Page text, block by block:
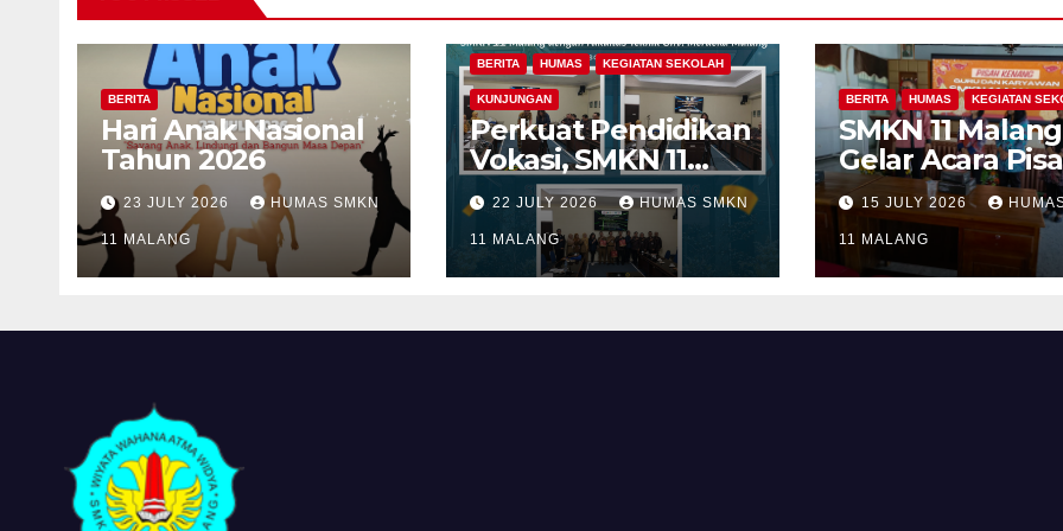
BERITA
Hari Anak Nasional
Tahun 2026
23 JULY 2026 HUMAS SMKN
11 MALANG
BERITA HUMAS KEGIATAN SEKOLAH
KUNJUNGAN
Perkuat Pendidikan
Vokasi, SMKN 11
Malang Gandeng
Fakultas Teknik
Universitas
Merdeka Malang
Kolaboratif
22 JULY 2026 HUMAS SMKN
11 MALANG
BERITA HUMAS KEGIATAN
SMKN 11 Malang
Gelar Acara
Kenang Guru
Tenaga
Kependidikan
Purna Tugas
15 JULY 2026
11 MALANG